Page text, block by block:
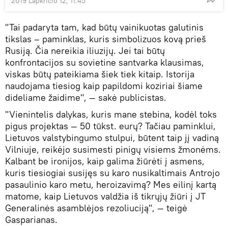
"Tai padaryta tam, kad būtų vainikuotas galutinis
tikslas – paminklas, kuris simbolizuos kovą prieš
Rusiją. Čia nereikia iliuzijų. Jei tai būtų
konfrontacijos su sovietine santvarka klausimas,
viskas būtų pateikiama šiek tiek kitaip. Istorija
naudojama tiesiog kaip papildomi koziriai šiame
dideliame žaidime", — sakė publicistas.
"Vienintelis dalykas, kuris mane stebina, kodėl toks
pigus projektas — 50 tūkst. eurų? Tačiau paminklui,
Lietuvos valstybingumo stulpui, būtent taip jį vadiną
Vilniuje, reikėjo susimesti pinigų visiems žmonėms.
Kalbant be ironijos, kaip galima žiūrėti į asmens,
kuris tiesiogiai susijęs su karo nusikaltimais Antrojo
pasaulinio karo metu, heroizavimą? Mes eilinį kartą
matome, kaip Lietuvos valdžia iš tikrųjų žiūri į JT
Generalinės asamblėjos rezoliuciją", — teigė
Gasparianas.